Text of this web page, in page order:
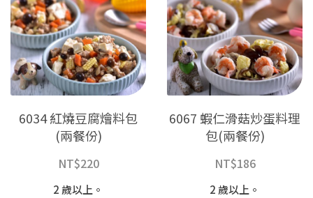
6034 紅燒豆腐燴料包
(兩餐份)
NT$220
2 歲以上。
6067 蝦仁滑菇炒蛋料理
包(兩餐份)
NT$186
2 歲以上。